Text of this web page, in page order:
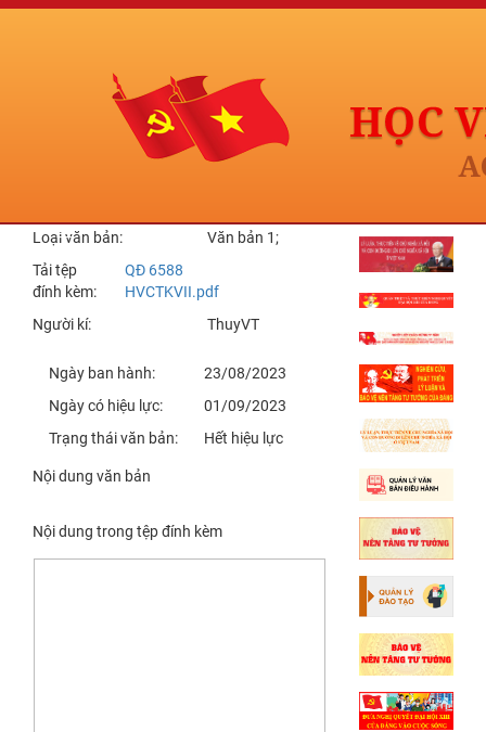
Trích yếu: Quyết định về chức
năng, nhiệm vụ, quyền hạn, tổ
Loại văn bản:
Văn bản 1;
Tải tệp
đính kèm:
QĐ 6588
HVCTKVII.pdf
Người kí:
ThuyVT
Ngày ban hành:
23/08/2023
Ngày có hiệu lực:
01/09/2023
Trạng thái văn bản:
Hết hiệu lực
Nội dung văn bản
Nội dung trong tệp đính kèm